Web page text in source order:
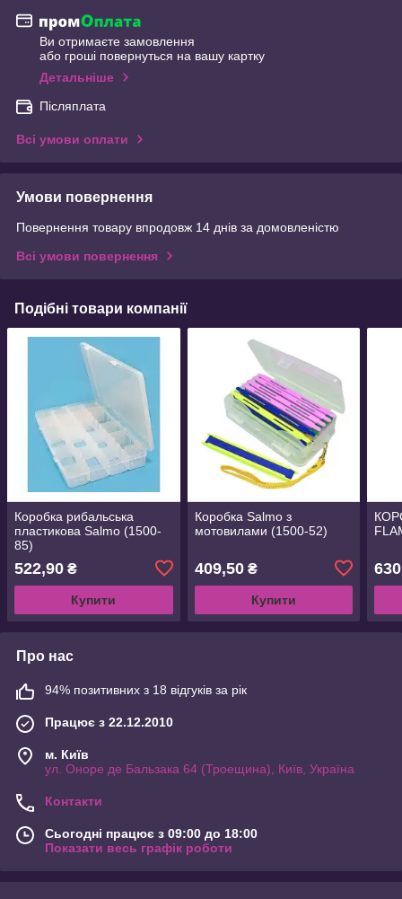
Ви отримаєте замовлення
або гроші повернуться на вашу картку
Детальніше
Післяплата
Всі умови оплати
Умови повернення
Повернення товару впродовж 14 днів за домовленістю
Всі умови повернення
Подібні товари компанії
Коробка рибальська
пластикова Salmo (1500-
85)
522,90 ₴
Купити
Коробка Salmo з
мотовилами (1500-52)
409,50₴
Купити
630
Про нас
94% позитивних з 18 відгуків за рік
Працює з 22.12.2010
м. Київ
ул. Оноре де Бальзака 64 (Троещина), Київ, Україна
Контакти
Сьогодні працює з 09:00 до 18:00
Показати весь графік роботи